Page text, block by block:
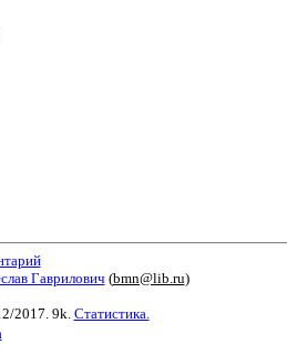
Гаврилович (bmn@lib.ru)
2017. 9k.Статистика.